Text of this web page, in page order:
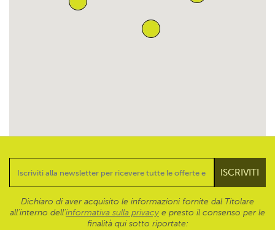
Dichiaro di aver acquisito le informazioni fornite dal Titolare
all’interno dell'informativa sulla privacy e presto il consenso per le
finalità qui sotto riportate: